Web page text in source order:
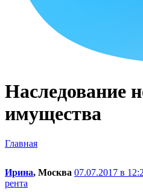
Наследование
имущества
Главная
Ирина, Москва 07.07.2017 в
рента